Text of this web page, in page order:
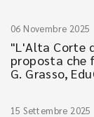
06 Novembre 2025
"L'Alta Corte
proposta che
G. Grasso,
15 Settembre 2025